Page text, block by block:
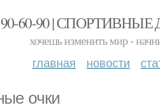
90-60-90 |
хочешь изменить мир -
главная новости
очки